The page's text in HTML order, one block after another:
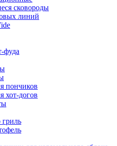
сковороды
линий
фуда
пончиков
хот-догов